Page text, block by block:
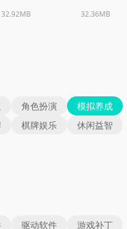
32.92MB 32.36MB
角色扮演
模拟养成
棋牌娱乐
休闲益智
驱动软件
游戏补丁